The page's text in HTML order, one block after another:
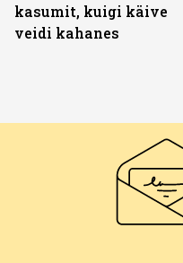
kasumit, kuigi käive
veidi kahanes